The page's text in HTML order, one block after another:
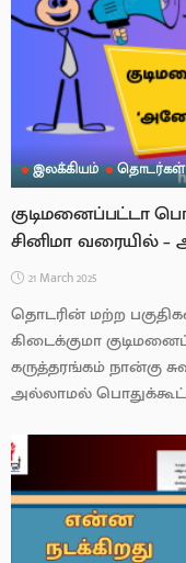
இலக்கியம் தொடர்கள்
குடிமனைப்பட்டா
சினிமா வரையில் –
21 March 2025
தொடரின் மற்ற
கிடைக்குமா
கருத்தரங்கம் நான்கு
அல்லாமல்